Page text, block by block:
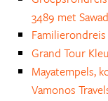
3489 met
Grand Tour
Mayatempels,
Vamonos